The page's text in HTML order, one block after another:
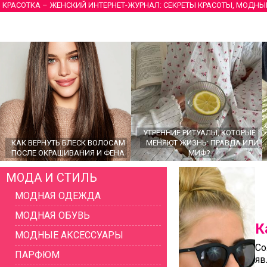
КРАСОТКА – ЖЕНСКИЙ ИНТЕРНЕТ-ЖУРНАЛ: СЕКРЕТЫ КРАСОТЫ,
КАК ВЕРНУТЬ БЛЕСК ВОЛОСАМ
ПОСЛЕ ОКРАШИВАНИЯ И ФЕНА
УТРЕННИЕ РИТУАЛЫ, КОТОРЫЕ
МЕНЯЮТ ЖИЗНЬ: ПРАВДА ИЛИ
МИФ?
МОДА И СТИЛЬ
МОДНАЯ ОДЕЖДА
МОДНАЯ ОБУВЬ
МОДНЫЕ АКСЕССУАРЫ
ПАРФЮМ